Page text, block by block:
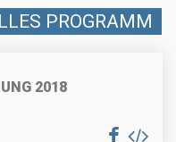
PROGRAMM
2018